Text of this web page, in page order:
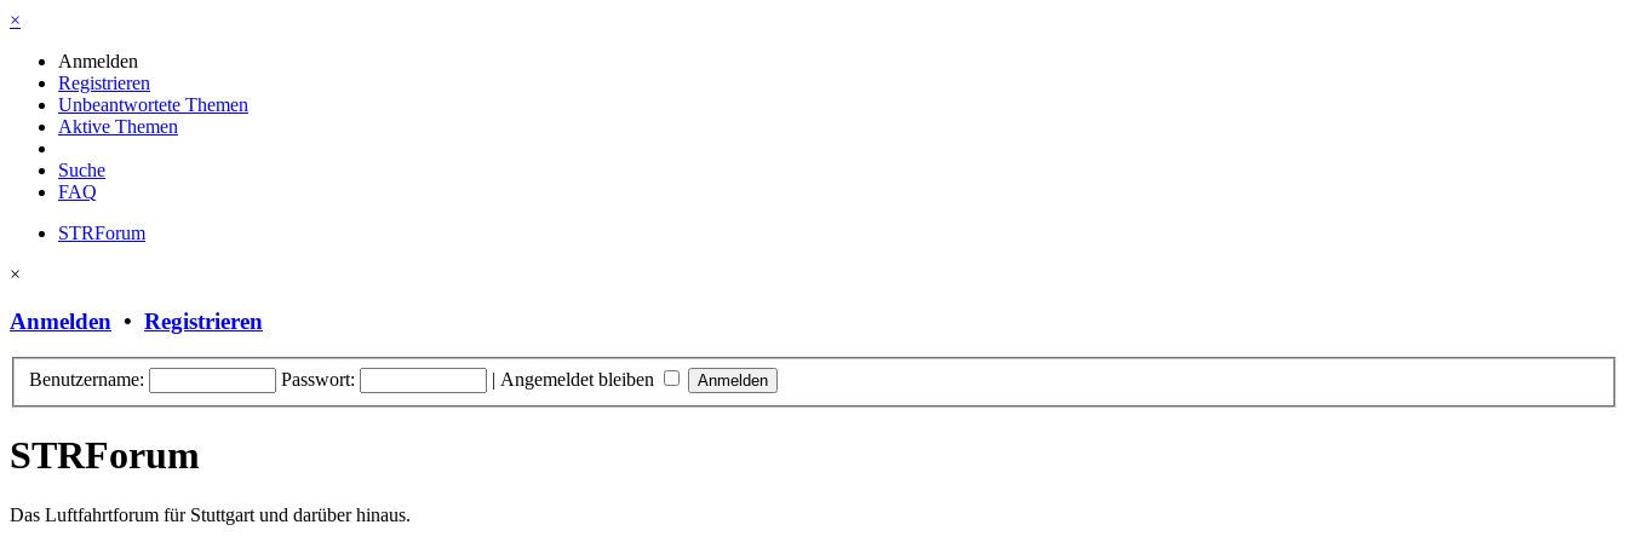
×
Anmelden
Registrieren
Unbeantwortete Themen
Aktive Themen
Suche
FAQ
STRForum
×
Anmelden • Registrieren
Benutzername: Passwort: | Angemeldet bleiben
STRForum
Das Luftfahrtforum für Stuttgart und darüber hinaus.